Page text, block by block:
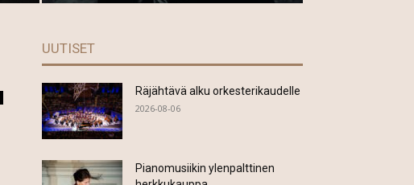
UUTISET
Räjähtävä alku orkesterikaudelle
2026-08-06
Pianomusiikin ylenpalttinen